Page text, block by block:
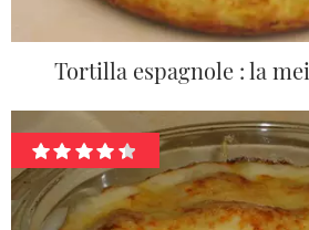
Tortilla espagnole : la